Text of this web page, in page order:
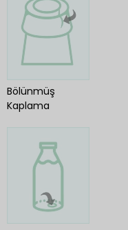
Bölünmüş
Kaplama